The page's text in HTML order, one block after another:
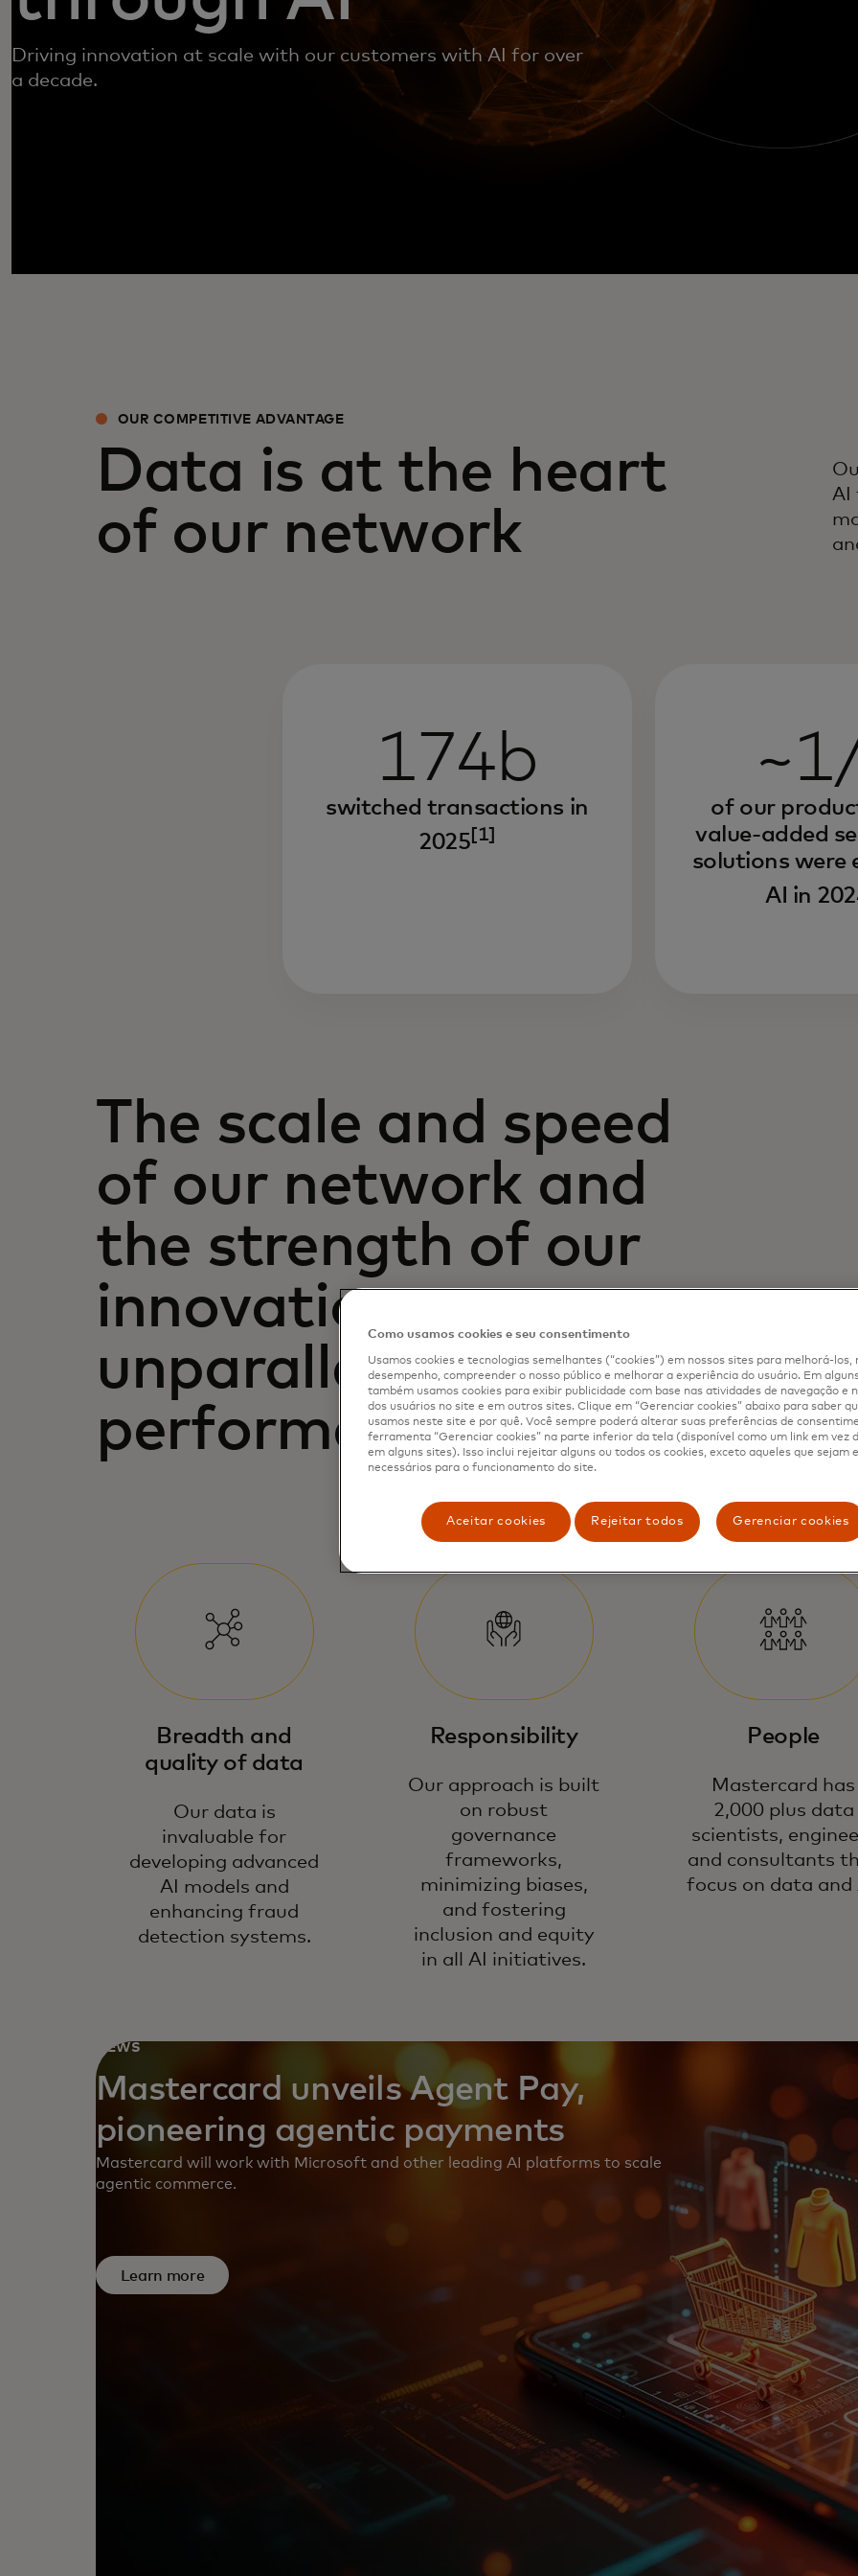
Driving innovation at scale with our customers with AI for over
a decade.
OUR COMPETITIVE ADVANTAGE
Data is at the heart
of our network
AI
174b
switched transactions in
2025 [1]
of our
value-added
solutions were
AI in
The scale and speed
of our network and
the strength of our
innovation powers
unparalleled
performance
Breadth and
quality of data
Our data is
invaluable for
developing advanced
AI models and
enhancing fraud
detection systems.
Responsibility
Our approach is built
on robust
governance
frameworks,
minimizing biases,
and fostering
inclusion and equity
in all AI initiatives.
People
Mastercard has
2,000 plus data
scientists,
and consultants
focus on data and
NEWS
Mastercard unveils Agent Pay,
pioneering agentic payments
Mastercard will work with Microsoft and other leading AI platforms to scale
agentic commerce.
Learn more
Como usamos cookies e seu consentimento
Usamos cookies e tecnologias semelhantes (“cookies”) em nossos sites para melhorá-los,
desempenho, compreender o nosso público e melhorar a experiência do usuário. Em
também usamos cookies para exibir publicidade com base nas atividades de navegação e
dos usuários no site e em outros sites. Clique em “Gerenciar cookies” abaixo para saber
usamos neste site e por quê. Você sempre poderá alterar suas preferências de
ferramenta “Gerenciar cookies” na parte inferior da tela (disponível como um link em vez
em alguns sites). Isso inclui rejeitar alguns ou todos os cookies, exceto aqueles que sejam
necessários para o funcionamento do site.
Aceitar cookies Rejeitar todos Gerenciar cookies